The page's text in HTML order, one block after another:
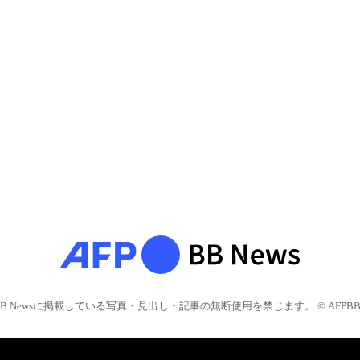
Newsに掲載している写真・見出し・記事の無断使用を禁じます。 © AFPBB